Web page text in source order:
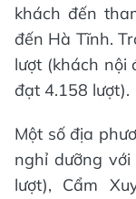
khách đến
đến Hà Tĩnh.
lượt (khách nội
đạt 4.158 lượt).
Một số địa
nghỉ dưỡng
lượt), Cẩm